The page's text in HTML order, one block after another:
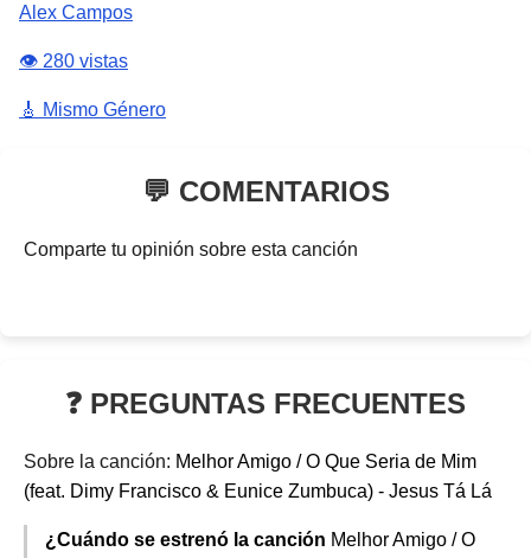
Alex Campos
👁️ 280 vistas
🎸 Mismo Género
💬 COMENTARIOS
Comparte tu opinión sobre esta canción
❓ PREGUNTAS FRECUENTES
Sobre la canción: Melhor Amigo / O Que Seria de Mim
(feat. Dimy Francisco & Eunice Zumbuca) - Jesus Tá Lá
¿Cuándo se estrenó la canción Melhor Amigo / O